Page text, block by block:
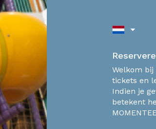
Welkom bij
tickets en
Indien je
betekent